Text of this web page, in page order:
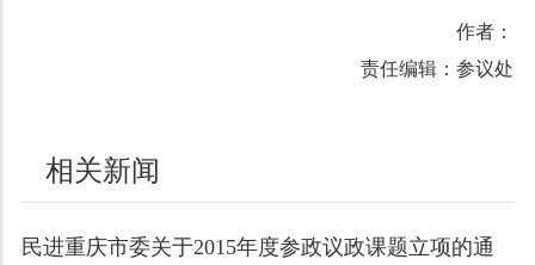
作者：
责任编辑：参议处
相关新闻
民进重庆市委关于2015年度参政议政课题立项的通